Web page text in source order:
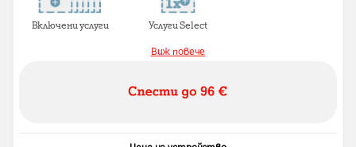
Включени услуги Услуги Select
Виж повече